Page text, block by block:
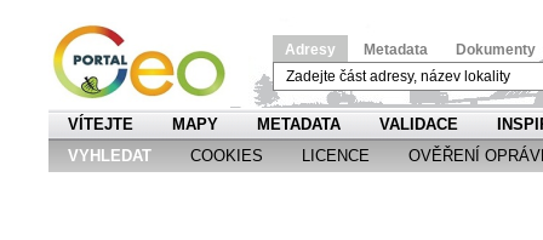
Adresy Metadata Dokumenty
VÍTEJTE MAPY METADATA VALIDACE
VYHLEDAT
COOKIES LICENCE OVĚŘENÍ